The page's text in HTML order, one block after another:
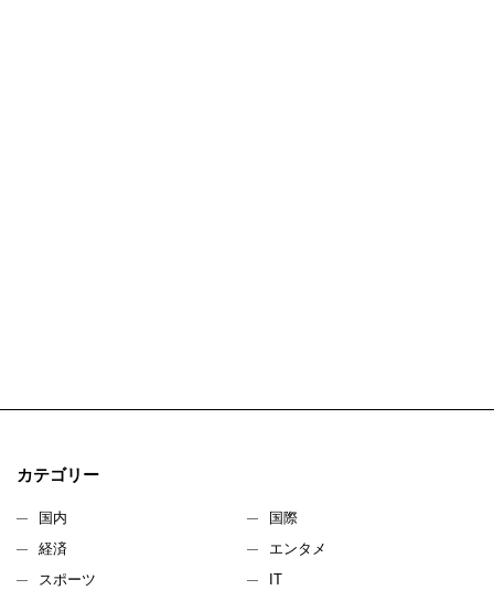
カテゴリー
国内
国際
経済
エンタメ
スポーツ
IT